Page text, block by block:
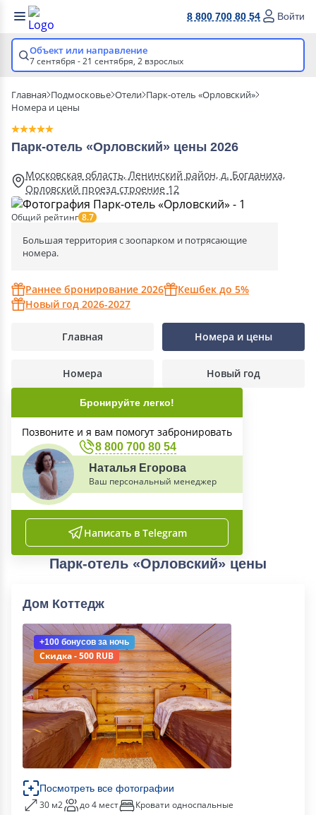
8 800 700 80 54 Войти
Объект или направление
7 сентября - 21 сентября, 2 взрослых
Главная Подмосковье Отели Парк-отель «Орловский»
Номера и цены
Парк-отель «Орловский» цены 2026
Московская область, Ленинский район, д. Богданиха,
Орловский проезд строение 12
Общий рейтинг 8.7
Большая территория с зоопарком и потрясающие
номера.
Раннее бронирование 2026
Кешбек до 5%
Новый год 2026-2027
Главная Номера и цены
Номера Новый год
Бронируйте легко!
Позвоните и я вам помогут забронировать
8 800 700 80 54
Наталья Егорова
Ваш персональный менеджер
Написать в Telegram
Парк-отель «Орловский» цены
Дом Коттедж
+100 бонусов за ночь
Скидка - 500 RUB
Посмотреть все фотографии
30 м2 до 4 мест
Кровати односпальные